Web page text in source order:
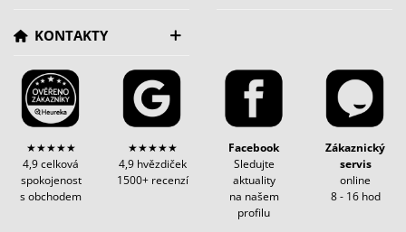
KONTAKTY
★★★★★
4,9 celková
spokojenost
s obchodem
★★★★★
4,9 hvězdiček
1500+ recenzí
Facebook
Sledujte
aktuality
na našem
profilu
Zákaznický
servis
online
8 - 16 hod